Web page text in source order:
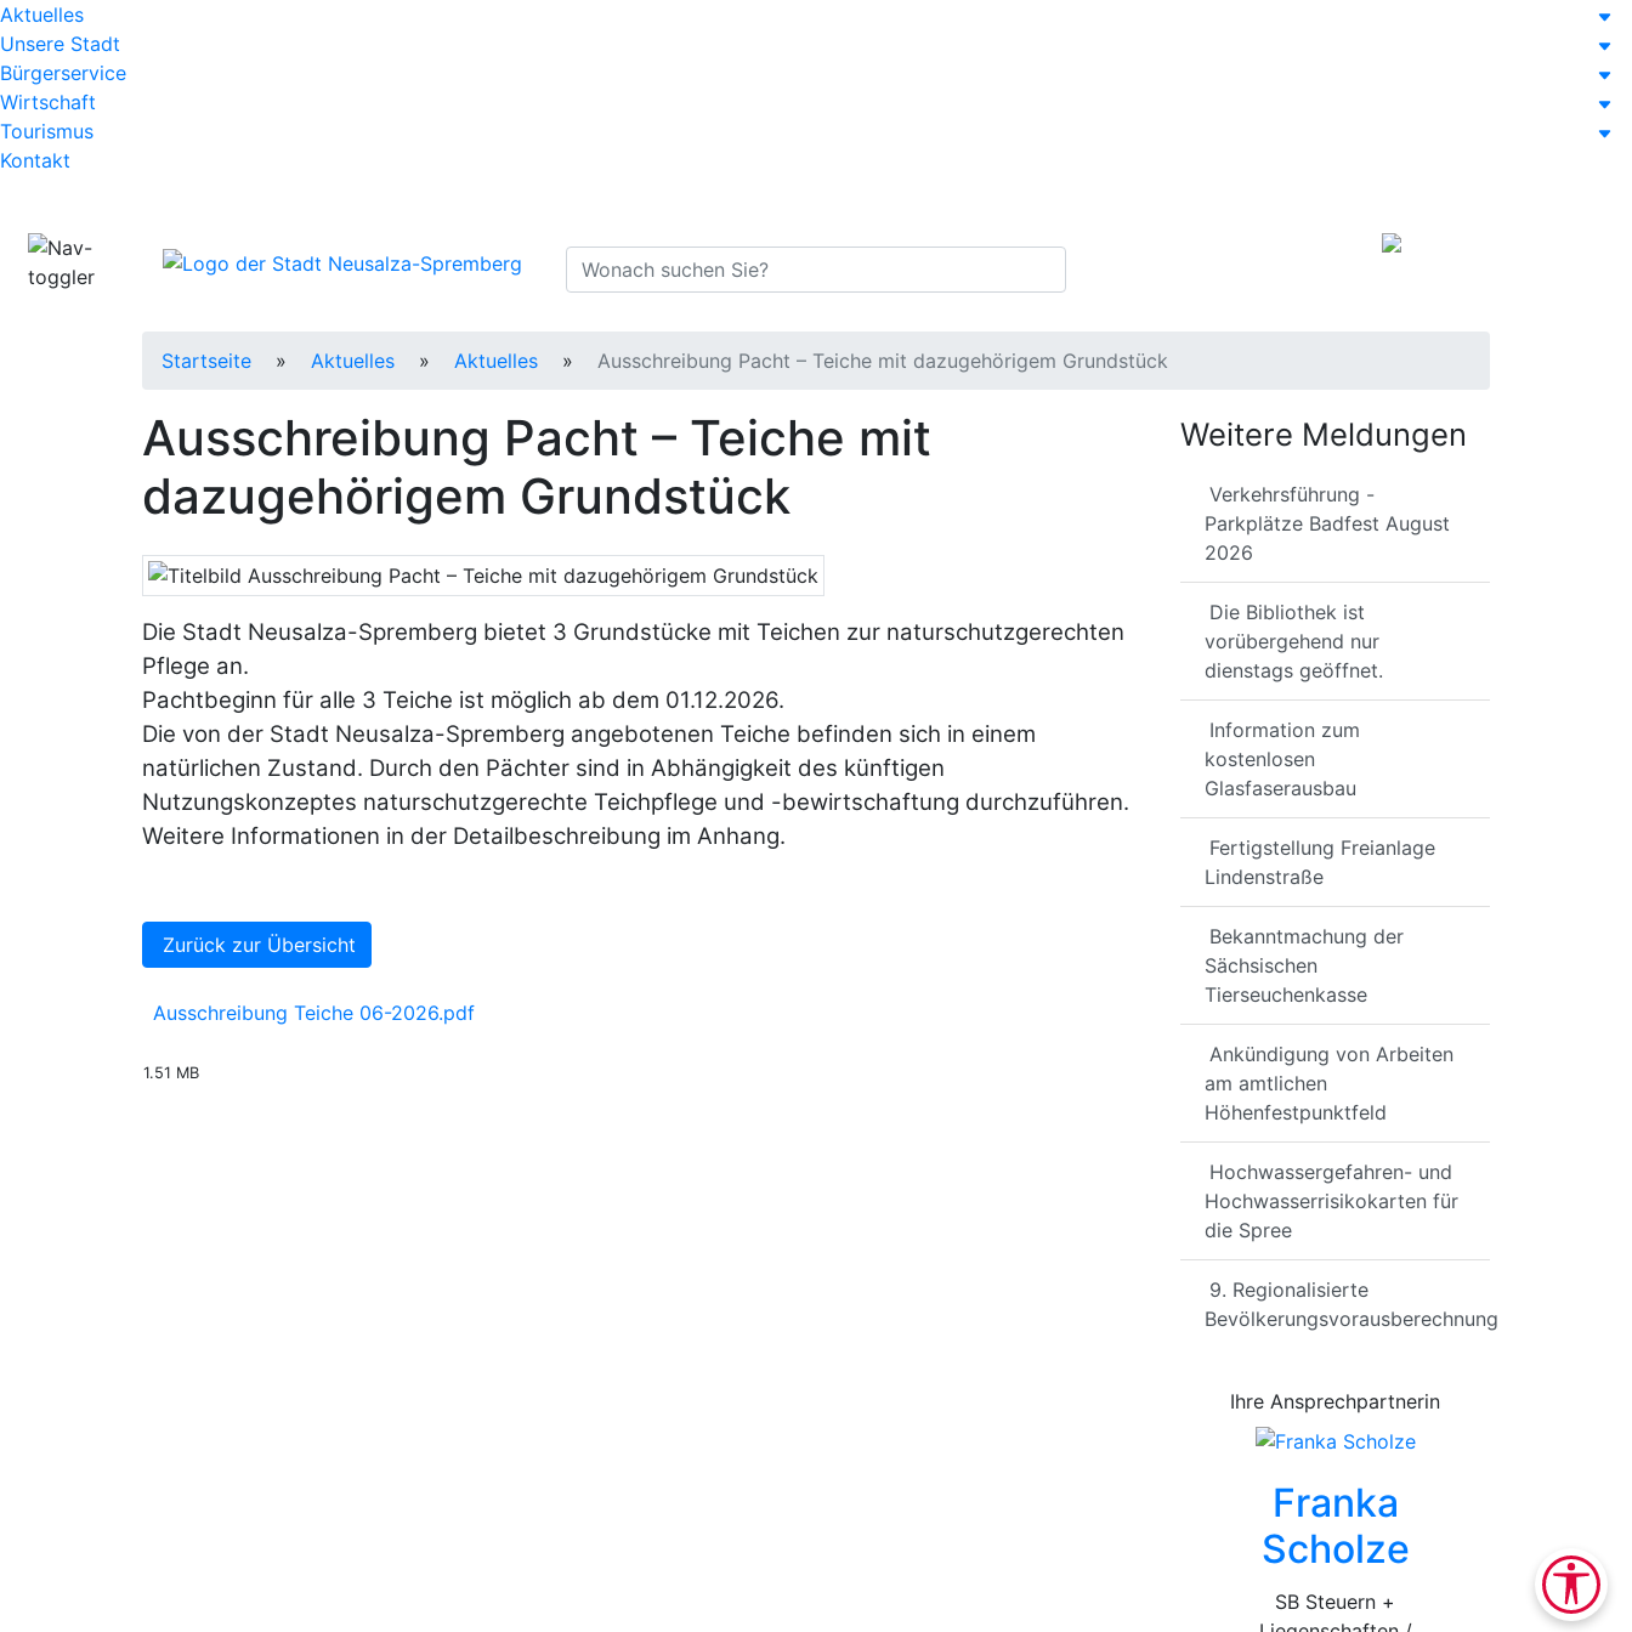
Zum Hauptinhalt
Aktuelles
Unsere Stadt
Bürgerservice
Wirtschaft
Tourismus
Kontakt
Suche
Startseite » Aktuelles » Aktuelles » Ausschreibung Pacht – Teiche mit dazugehörigem Grundstück
Ausschreibung Pacht – Teiche mit
dazugehörigem Grundstück
Die Stadt Neusalza-Spremberg bietet 3 Grundstücke mit Teichen zur naturschutzgerechten
Pflege an.
Pachtbeginn für alle 3 Teiche ist möglich ab dem 01.12.2026.
Die von der Stadt Neusalza-Spremberg angebotenen Teiche befinden sich in einem
natürlichen Zustand. Durch den Pächter sind in Abhängigkeit des künftigen
Nutzungskonzeptes naturschutzgerechte Teichpflege und -bewirtschaftung durchzuführen.
Weitere Informationen in der Detailbeschreibung im Anhang.
Zurück zur Übersicht
Ausschreibung Teiche 06-2026.pdf
1.51 MB
Weitere Meldungen
Verkehrsführung -
Parkplätze Badfest August
2026
Die Bibliothek ist
vorübergehend nur
dienstags geöffnet.
Information zum
kostenlosen
Glasfaserausbau
Fertigstellung Freianlage
Lindenstraße
Bekanntmachung der
Sächsischen
Tierseuchenkasse
Ankündigung von Arbeiten
am amtlichen
Höhenfestpunktfeld
Hochwassergefahren- und
Hochwasserrisikokarten für
die Spree
9. Regionalisierte
Bevölkerungsvorausberechnung
Ihre Ansprechpartnerin
Franka
Scholze
SB Steuern +